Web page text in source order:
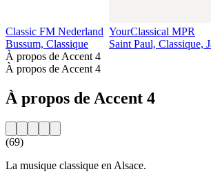
Classic FM Nederland
Bussum, Classique
YourClassical MPR
Saint Paul, Classique,
À propos de Accent 4
À propos de Accent 4
À propos de Accent 4
(69)
La musique classique en Alsace.